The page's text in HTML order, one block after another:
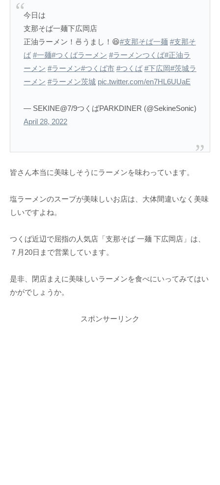
今日は
支那そば一麺下広岡店
正油ラーメン！🍜うまし！😆#支那そば一麺 #支那そ
ば #一麺#つくばラーメン #ラーメンつくば#正油ラ
ーメン #ラーメン#つくば市 #つくば #下広岡#茨城ラ
ーメン #ラーメン茨城 pic.twitter.com/en7HL6UUaE
— SEKINE@7/9つくばPARKDINER (@SekineSonic)
April 28, 2022
皆さん本当に美味しそうにラーメンを味わっています。
塩ラーメンのスープが美味しいお店は、大体間違いなく美味
しいですよね。
つくば近辺で屈指の人気店「支那そば 一麺 下広岡店」は、
７月20日まで営業しています。
是非、閉店まえに美味しいラーメンを食べにいってみてはい
かがでしょうか。
スポンサーリンク